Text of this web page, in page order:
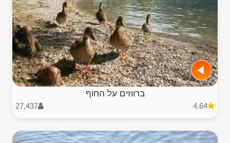
ברווזים על החוף
4.64
27,437